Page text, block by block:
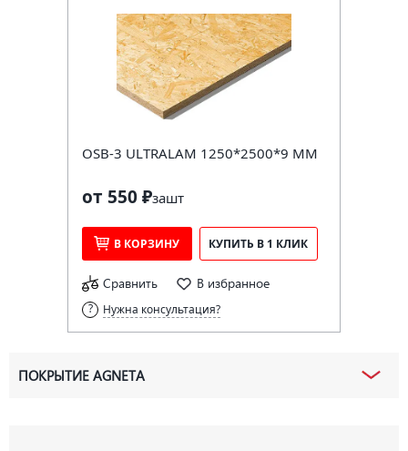
OSB-3 ULTRALAM 1250*2500*9 ММ
от 550 ₽зашт
В КОРЗИНУ КУПИТЬ В 1 КЛИК
Сравнить В избранное
Нужна консультация?
ПОКРЫТИЕ AGNETA